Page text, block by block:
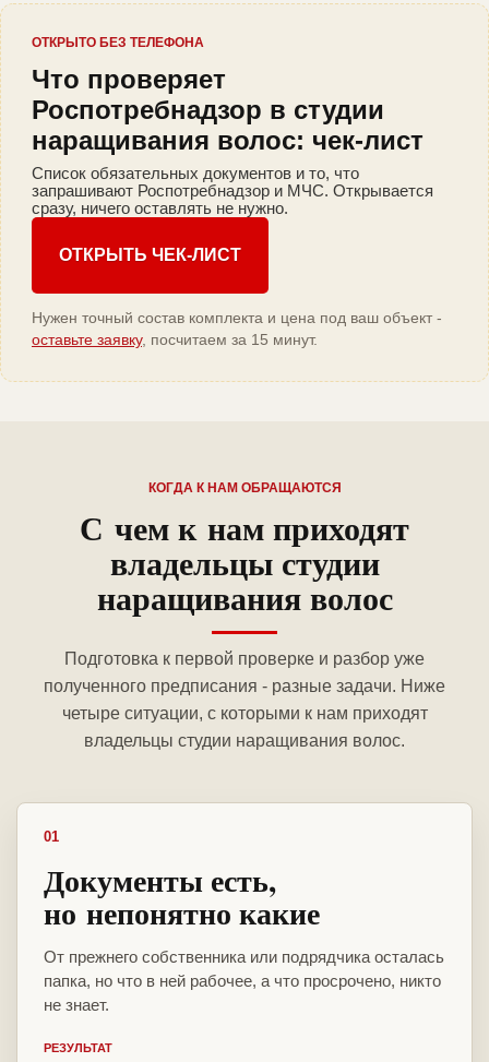
ОТКРЫТО БЕЗ ТЕЛЕФОНА
Что проверяет
Роспотребнадзор в студии
наращивания волос: чек-лист
Список обязательных документов и то, что
запрашивают Роспотребнадзор и МЧС. Открывается
сразу, ничего оставлять не нужно.
ОТКРЫТЬ ЧЕК-ЛИСТ
Нужен точный состав комплекта и цена под ваш объект -
оставьте заявку, посчитаем за 15 минут.
КОГДА К НАМ ОБРАЩАЮТСЯ
С чем к нам приходят
владельцы студии
наращивания волос
Подготовка к первой проверке и разбор уже
полученного предписания - разные задачи. Ниже
четыре ситуации, с которыми к нам приходят
владельцы студии наращивания волос.
01
Документы есть,
но непонятно какие
От прежнего собственника или подрядчика осталась
папка, но что в ней рабочее, а что просрочено, никто
не знает.
РЕЗУЛЬТАТ